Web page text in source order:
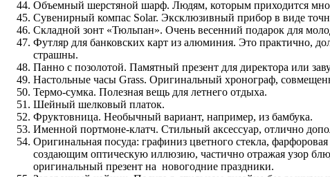
Объемный шерстяной шарф. Людям, которым приходится
Сувенирный компас Solar. Эксклюзивный прибор в виде
Складной зонт «Тюльпан». Очень весенний подарок для
Футляр для банковских карт из алюминия. Это практично,
страшны.
Панно с позолотой. Памятный презент для директора или
Настольные часы Grass. Оригинальный хронограф,
Термо-сумка. Полезная вещь для летнего отдыха.
Шейный шелковый платок.
Фруктовница. Необычный вариант, например, из бамбука.
Именной портмоне-клатч. Стильный аксессуар, отлично
Оригинальная посуда: графиниз цветного стекла,
создающим оптическую иллюзию, частично отражая узор
оригинальный презент на новогодние праздники.